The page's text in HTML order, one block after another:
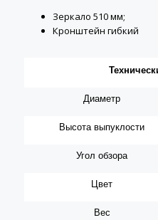
Зеркало 510 мм;
Кронштейн гибкий
Диаметр
Высота выпуклости
Угол обзора
Цвет
Вес